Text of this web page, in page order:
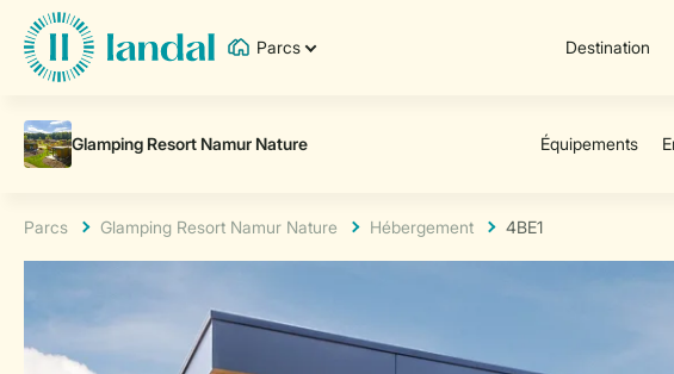
Parcs Destination
Parcs Glamping Resort Namur Nature Hébergement 4BE1